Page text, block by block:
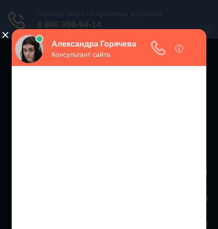
Москва и МО
+7 (499) 938-86-71
Санкт-Петербург и ЛО
+7 (812) 467-34-68
8 800 350 24 63